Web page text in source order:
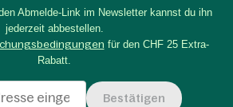
Abmelde-Link im Newsletter kannst du ihn
jederzeit abbestellen.
für den CHF 25 Extra-
Rabatt.
Bestätigen